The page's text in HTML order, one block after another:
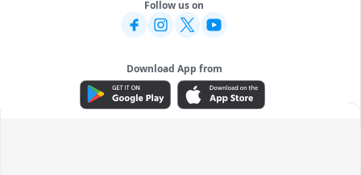
Follow us on
Download App from
ADVERTISEMENT